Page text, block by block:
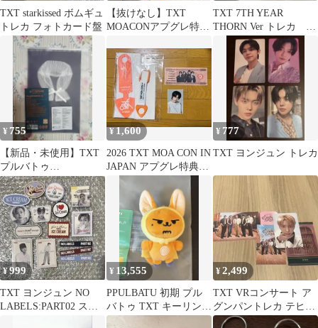
TXT starkissed ボムギュ
トレカ フォトカード盤
【抜けなし】TXT
MOACONアプグレ特
TXT 7TH YEAR
THORN Ver トレカ 5
枚セット ③
¥ 755
【新品・未使用】TXT
プルバトゥ
ACT:PROMISE ケープ
¥1,600
2026 TXT MOA CON IN
JAPAN アプグレ特典
ボムギュ
¥ 777
TXT ヨンジュン トレカ
¥999
TXT ヨンジュン NO
LABELS:PART02 ステ
¥ 13,555
PPULBATU 初期 プル
バトゥ TXT キーリング
ヨンジュン ファンチュ
¥2,499
TXT VRコンサート ア
グンパントレカ テヒョ
ン